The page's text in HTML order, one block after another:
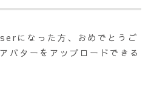
になった方、おめでとうご
バターをアップロードできる